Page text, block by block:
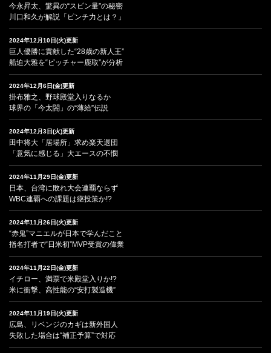
今永昇太、驚異の“スピン量”の秘密
川口和久が解説「ピンチ力とは？」
2024年12月10日(火)更新
巨人優勝に貢献した“28歳の新人王”
船迫大雅を“ピッチャー鹿取”が分析
2024年12月6日(金)更新
掛布雅之、野球殿堂入りなるか
球界の「今太閤」の“薄給”伝説
2024年12月3日(火)更新
田中将大「居場所」求め楽天退団
「意気に感じる」大エースの不憫
2024年11月29日(金)更新
日本、台湾に敗れ大会連覇ならず
WBC連覇への課題は継投策か!?
2024年11月26日(火)更新
“赤鬼”マニエルが日本で学んだこと
指名打者で“日米初”MVP受賞の偉業
2024年11月22日(金)更新
イチロー、満票で米殿堂入りか!?
米に衝撃、高性能の“安打製造機”
2024年11月19日(火)更新
広島、リベンジのカギは新外国人
失敗した場合は“補正予算”で対応